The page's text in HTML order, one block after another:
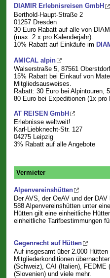
DIAMIR Erlebnisreisen GmbH
Berthold-Haupt-Straße 2
01257 Dresden
30 Euro Rabatt auf alle von
(max. 2 x pro Kalenderjahr).
10% Rabatt auf Einkäufe im
AMICAL alpin
Walserstraße 5, 87561 Oberstdorf
15% Rabatt bei Einkauf von
Mitgliedsausweises.
Rabatt: 30 Euro bei Alpintouren,
80 Euro bei Expeditionen (1x pro
AT REISEN GmbH
Erlebnisse weltweit!
Karl-Liebknecht-Str. 127
04275 Leipzig
3% Rabatt auf alle Angebote
Vermieter
Alpenvereinshütten
Der AVS, der OeAV und der
588 Alpenvereinshütten unter
Hütten gilt eine einheitliche
einheitliche Tarifbestimmungen
Gegenrecht auf Hütten
Auf insgesamt über 2.000
Mitgliederkonditionen
(Schweiz), CAI (Italien), FEDME
(Slovenien) und viele mehr.